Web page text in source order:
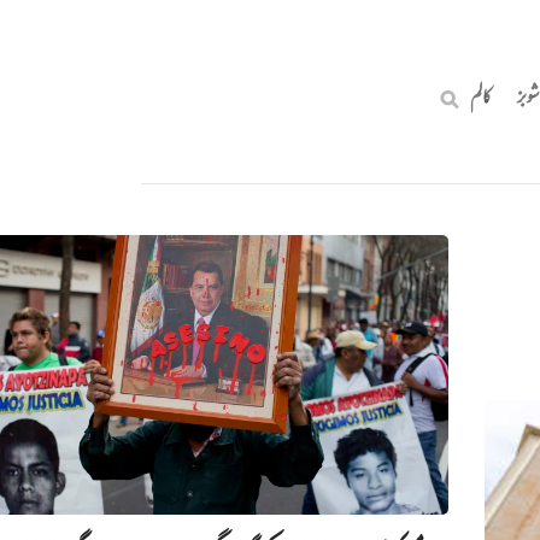
شوبز کالم